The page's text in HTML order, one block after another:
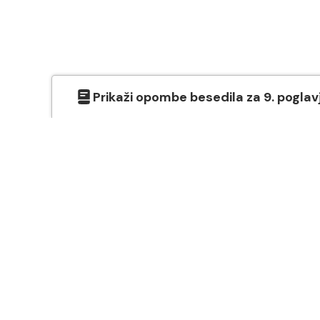
Prikaži opombe besedila za 9.